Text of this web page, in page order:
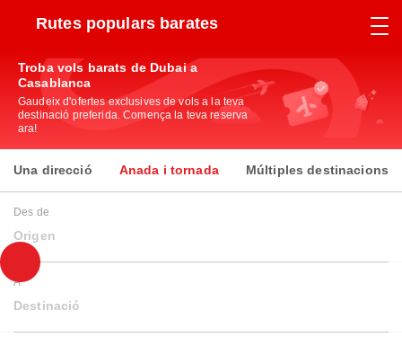
Rutes populars barates
Troba vols barats de Dubai a
Casablanca
Gaudeix d'ofertes exclusives de vols a la teva
destinació preferida. Comença la teva reserva
ara!
Una direcció Anada i tornada Múltiples destinacions
Des de
Origen
A
Destinació